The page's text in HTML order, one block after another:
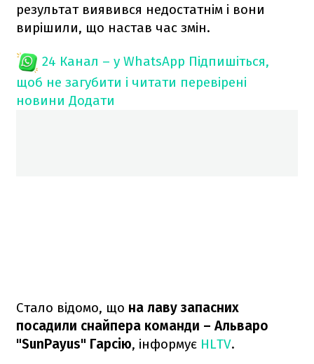
результат виявився недостатнім і вони
вирішили, що настав час змін.
24 Канал – у WhatsApp Підпишіться,
щоб не загубити і читати перевірені
новини Додати
Стало відомо, що на лаву запасних
посадили снайпера команди – Альваро
"SunPayus⁠" Гарсію, інформує HLTV.